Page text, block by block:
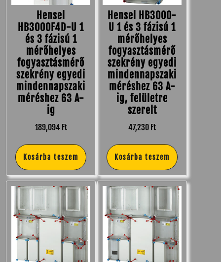
Hensel
HB3000F4D-U 1
és 3 fázisú 1
mérőhelyes
fogyasztásmérő
szekrény egyedi
mindennapszaki
méréshez 63 A-
ig
189,094 Ft
Kosárba teszem
Hensel HB3000-
U 1 és 3 fázisú 1
mérőhelyes
fogyasztásmérő
szekrény egyedi
mindennapszaki
méréshez 63 A-
ig, felületre
szerelt
47,230 Ft
Kosárba teszem